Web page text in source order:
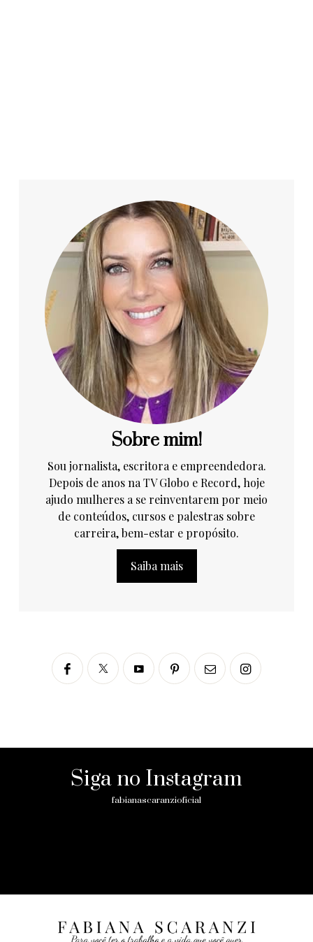
Sobre mim!
Sou jornalista, escritora e empreendedora.
Depois de anos na TV Globo e Record, hoje
ajudo mulheres a se reinventarem por meio
de conteúdos, cursos e palestras sobre
carreira, bem-estar e propósito.
Saiba mais
Siga no Instagram
fabianascaranzioficial